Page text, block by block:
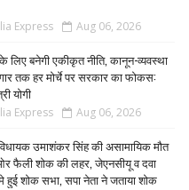
Express Aug 06, 2026
लिए बनेगी एकीकृत नीति, कानून-व्यवस्था
तक हर मोर्चे पर सरकार का फोकस:
योगी
Express Aug 06, 2026
उमाशंकर सिंह की असामायिक मौत
फैली शोक की लहर, जेएनसीयू व दवा
हुई शोक सभा, सपा नेता ने जताया शोक